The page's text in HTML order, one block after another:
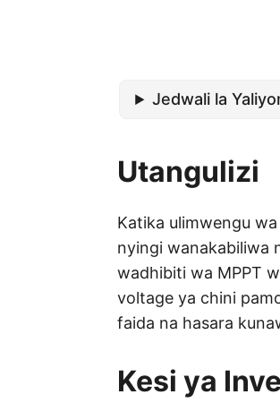
Jedwali la
Utangulizi
Katika ulimwengu
nyingi wanakabiliwa
wadhibiti wa MPPT
voltage ya chini
faida na hasara
Kesi ya